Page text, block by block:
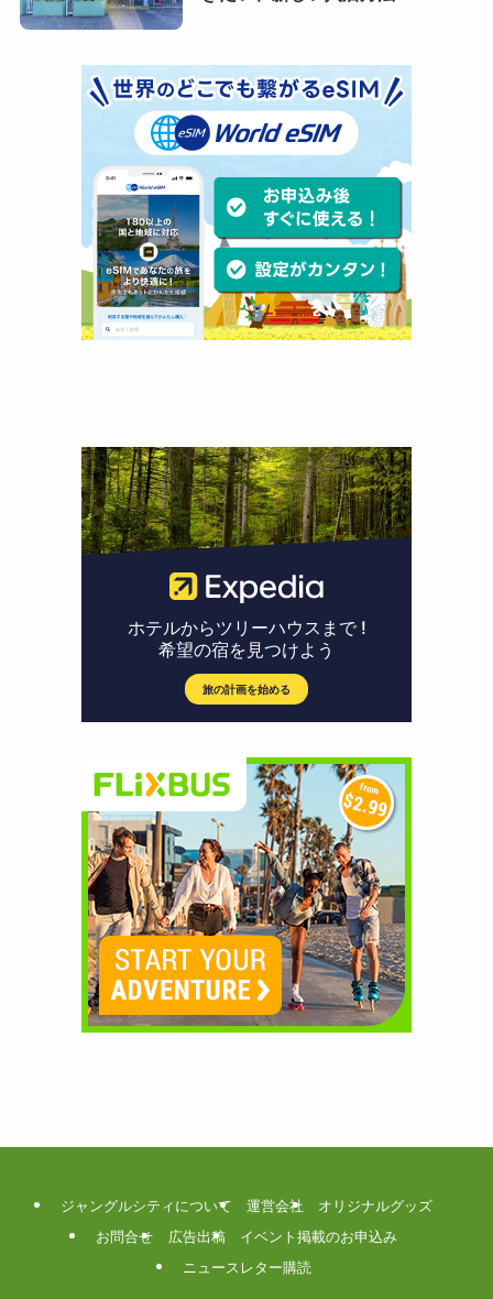
ジャングルシティについて 運営会社
オリジナルグッズ
お問合せ
広告出稿
イベント掲載のお申込み
ニュースレター購読